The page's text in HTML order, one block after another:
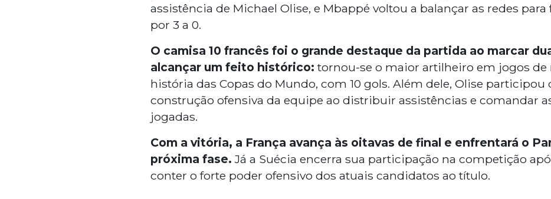
assistência de Michael Olise, e Mbappé voltou a balançar as redes para
por 3 a 0.
O camisa 10 francês foi o grande destaque da partida ao marcar
alcançar um feito histórico: tornou-se o maior artilheiro em jogos de
história das Copas do Mundo, com 10 gols. Além dele, Olise
construção ofensiva da equipe ao distribuir assistências e comandar
jogadas.
Com a vitória, a França avança às oitavas de final e enfrentará o
próxima fase. Já a Suécia encerra sua participação na competição
conter o forte poder ofensivo dos atuais candidatos ao título.